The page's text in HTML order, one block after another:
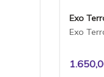
Exo
Exo